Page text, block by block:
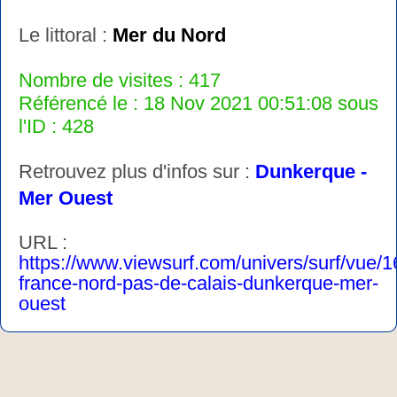
Le littoral : Mer du Nord
Nombre de visites : 417
Référencé le : 18 Nov 2021 00:51:08 sous
l'ID : 428
Retrouvez plus d'infos sur : Dunkerque -
Mer Ouest
URL :
https://www.viewsurf.com/univers/surf/vue/
france-nord-pas-de-calais-dunkerque-mer-
ouest